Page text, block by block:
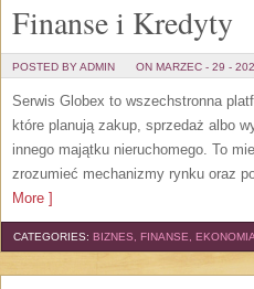
Finanse i Kredyty
POSTED BY ADMIN ON MARZEC - 29 -
Serwis Globex to wszechstronna
które planują zakup, sprzedaż albo
innego majątku nieruchomego. To
zrozumieć mechanizmy rynku oraz
More ]
CATEGORIES: BIZNES, FINANSE, EKONOMIA